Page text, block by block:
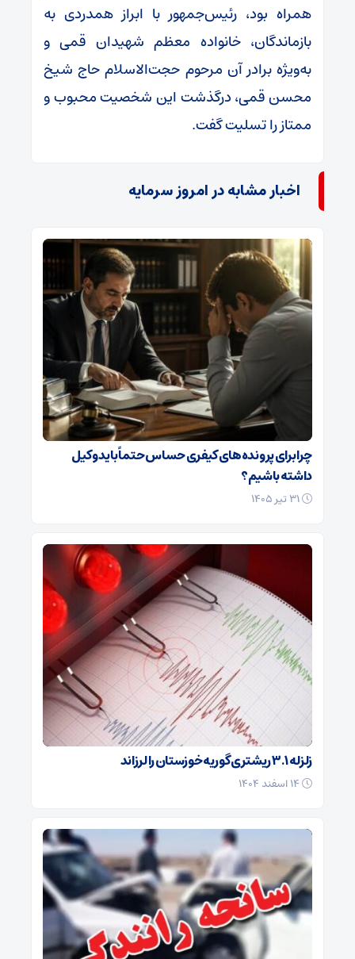
همراه بود، رئیس‌جمهور با ابراز همدردی به
بازماندگان، خانواده معظم شهیدان قمی و
به‌ویژه برادر آن مرحوم حجت‌الاسلام حاج شیخ
محسن قمی، درگذشت این شخصیت محبوب و
ممتاز را تسلیت گفت.
اخبار مشابه در امروز سرمایه
چرا برای پرونده‌های کیفری حساس حتماً باید وکیل
داشته باشیم؟
زلزله ۳.۱ ریشتری گوریه خوزستان را لرزاند